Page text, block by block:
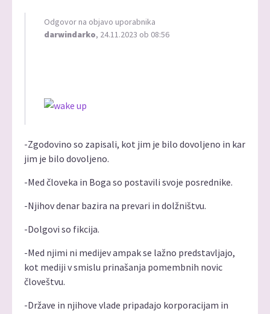
Odgovor na objavo uporabnika
darwindarko, 24.11.2023 ob 08:56
-Zgodovino so zapisali, kot jim je bilo dovoljeno in kar
jim je bilo dovoljeno.
-Med človeka in Boga so postavili svoje posrednike.
-Njihov denar bazira na prevari in dolžništvu.
-Dolgovi so fikcija.
-Med njimi ni medijev ampak se lažno predstavljajo,
kot mediji v smislu prinašanja pomembnih novic
človeštvu.
-Države in njihove vlade pripadajo korporacijam in